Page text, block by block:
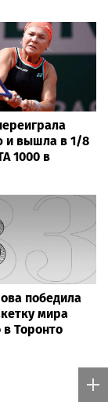
и вышла в 1/8
1000 в
победила
мира
Торонто